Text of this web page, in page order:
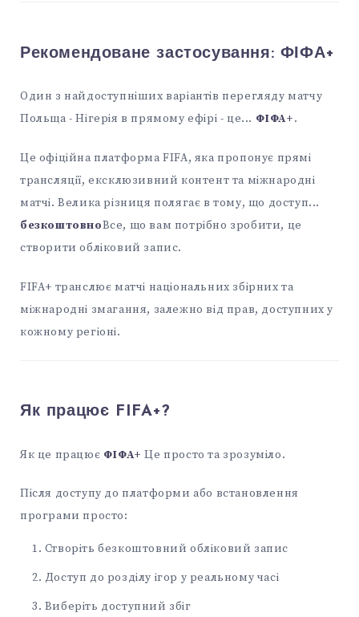
Рекомендоване застосування: ФІФА+
Один з найдоступніших варіантів перегляду матчу
Польща - Нігерія в прямому ефірі - це... ФІФА+.
Це офіційна платформа FIFA, яка пропонує прямі
трансляції, ексклюзивний контент та міжнародні
матчі. Велика різниця полягає в тому, що доступ...
безкоштовноВсе, що вам потрібно зробити, це
створити обліковий запис.
FIFA+ транслює матчі національних збірних та
міжнародні змагання, залежно від прав, доступних у
кожному регіоні.
Як працює FIFA+?
Як це працює ФІФА+ Це просто та зрозуміло.
Після доступу до платформи або встановлення
програми просто:
Створіть безкоштовний обліковий запис
Доступ до розділу ігор у реальному часі
Виберіть доступний збіг